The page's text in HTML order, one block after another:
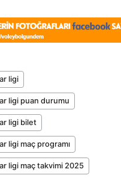
ligi
ligi puan durumu
ligi bilet
ligi maç programı
ligi maç takvimi 2025